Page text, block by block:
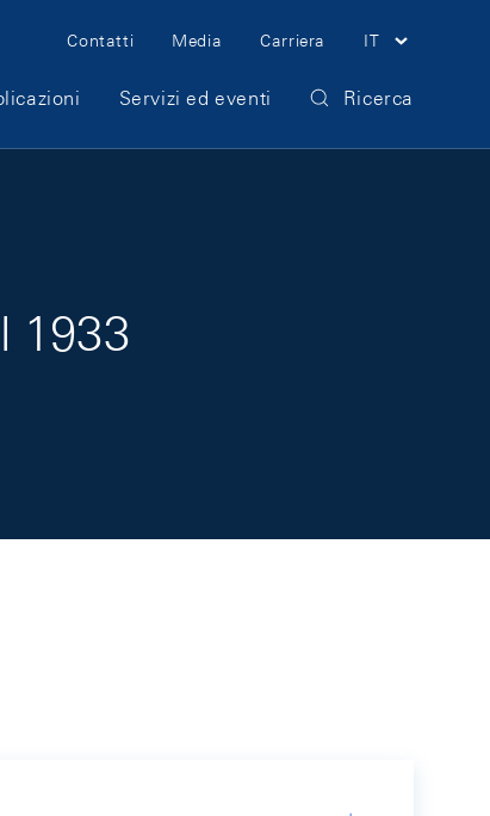
Meta Navigation
Contatti Media Carriera IT
Servizi ed eventi Ricerca
1933